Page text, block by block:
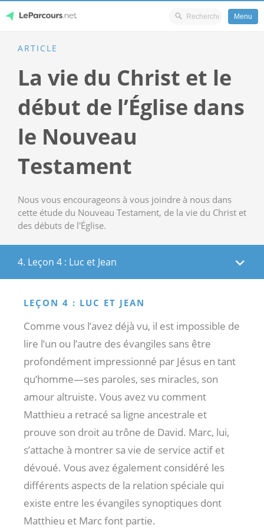
content
LeParcours.net
Menu
ARTICLE
La vie du Christ et le
début de l’Église dans
le Nouveau
Testament
Nous vous encourageons à vous joindre à nous dans
cette étude du Nouveau Testament, de la vie du Christ et
des débuts de l'Église.
4. Leçon 4 : Luc et Jean
LEÇON 4 : LUC ET JEAN
Comme vous l’avez déjà vu, il est impossible de
lire l’un ou l’autre des évangiles sans être
profondément impressionné par Jésus en tant
qu’homme—ses paroles, ses miracles, son
amour altruiste. Vous avez vu comment
Matthieu a retracé sa ligne ancestrale et
prouve son droit au trône de David. Marc, lui,
s’attache à montrer sa vie de service actif et
dévoué. Vous avez également considéré les
différents aspects de la relation spéciale qui
existe entre les évangiles synoptiques dont
Matthieu et Marc font partie.